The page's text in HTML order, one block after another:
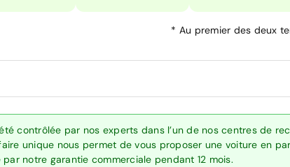
* Au premier des deux
contrôlée par nos experts dans l’un de nos centres de
unique nous permet de vous proposer une voiture en
notre garantie commerciale pendant 12 mois.